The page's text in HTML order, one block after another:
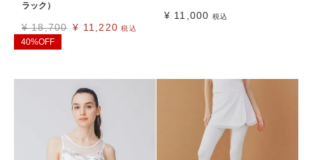
ラック）
¥ 18,700 ¥ 11,220 税込
40%OFF
¥ 11,000 税込